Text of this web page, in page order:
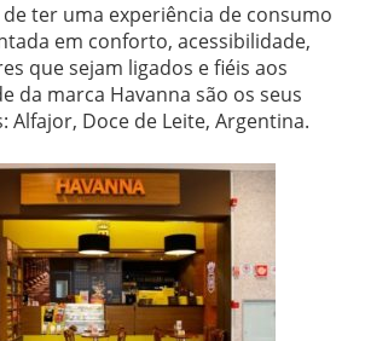
ter uma experiência de consumo
em conforto, acessibilidade,
que sejam ligados e fiéis aos
da marca Havanna são os seus
Alfajor, Doce de Leite, Argentina.